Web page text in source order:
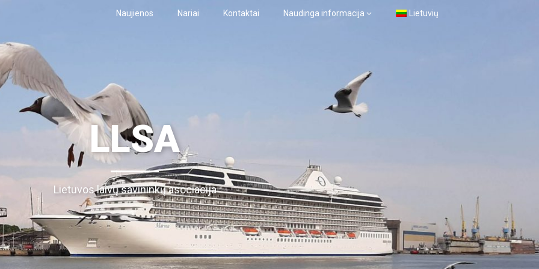
Naujienos Nariai Kontaktai Naudinga informacija Lietuvių
LLSA
Lietuvos laivų savininkų asociacija